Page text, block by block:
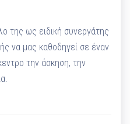
της ως ειδική συνεργάτης
να μας καθοδηγεί σε έναν
την άσκηση, την